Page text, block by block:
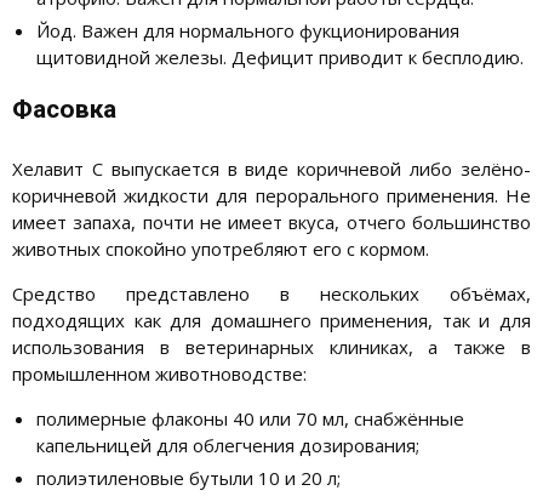
Йод. Важен для нормального фукционирования
щитовидной железы. Дефицит приводит к бесплодию.
Фасовка
Хелавит С выпускается в виде коричневой либо зелёно-
коричневой жидкости для перорального применения. Не
имеет запаха, почти не имеет вкуса, отчего большинство
животных спокойно употребляют его с кормом.
Средство представлено в нескольких объёмах,
подходящих как для домашнего применения, так и для
использования в ветеринарных клиниках, а также в
промышленном животноводстве:
полимерные флаконы 40 или 70 мл, снабжённые
капельницей для облегчения дозирования;
полиэтиленовые бутыли 10 и 20 л;